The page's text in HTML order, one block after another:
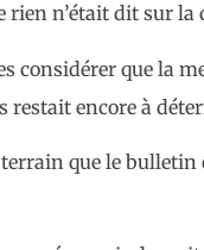
n’était dit sur la
considérer que la
restait encore à
terrain que le